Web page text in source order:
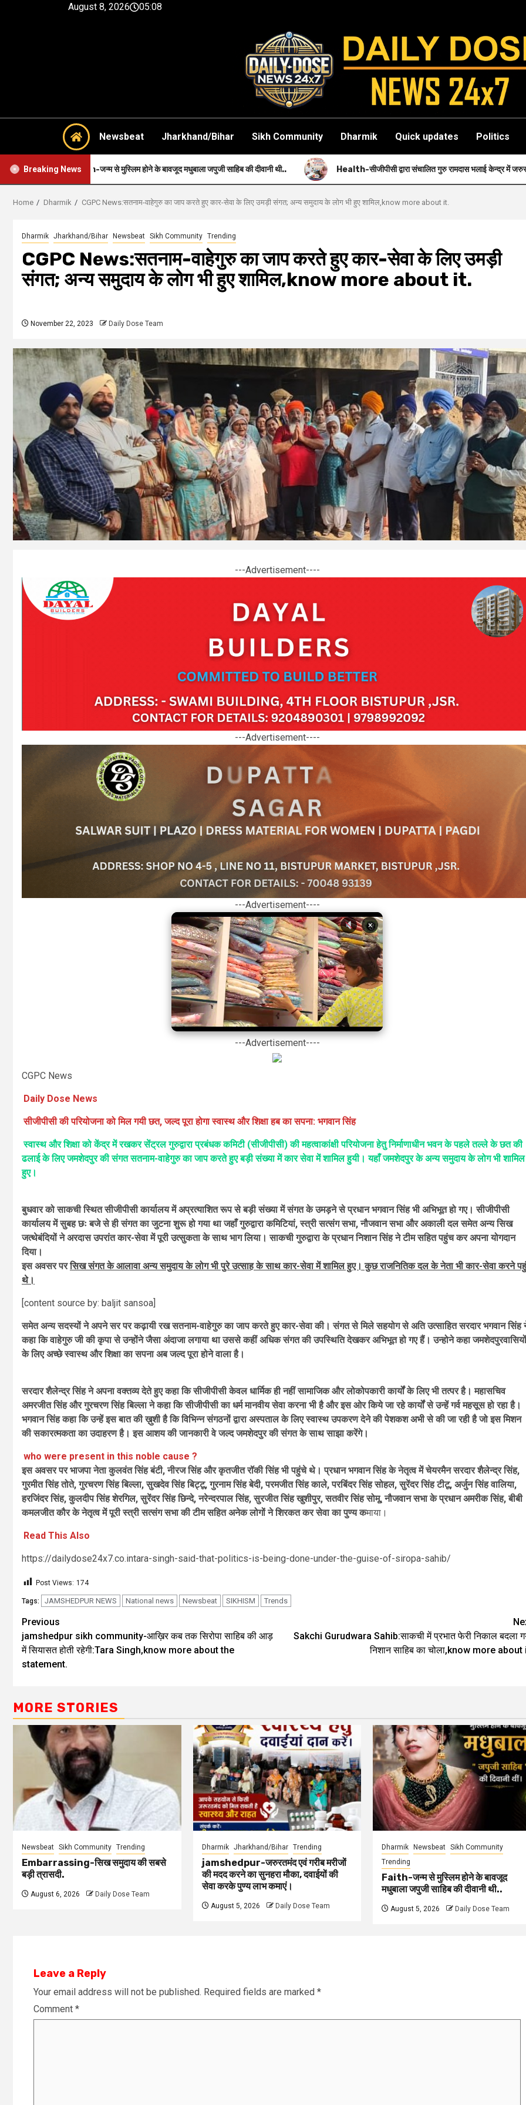
August 8, 2026 05:08
Newsbeat Jharkhand/Bihar Sikh Community Dharmik Quick updates Politics
Breaking News
Faith-जन्म से मुस्लिम होने के बावजूद मधुबाला जपुजी साहिब की दीवानी थी.. Health-सीजीपीसी द्वारा संचालित गुरु रामदास भलाई केन्द्र में जरुरतमंदों को नि: शुल्क
Home Dharmik CGPC News:सतनाम-वाहेगुरु का जाप करते हुए कार-सेवा के लिए उमड़ी संगत; अन्य समुदाय के लोग भी हुए शामिल,know more about it.
Dharmik Jharkhand/Bihar Newsbeat Sikh Community Trending
CGPC News:सतनाम-वाहेगुरु का जाप करते हुए कार-सेवा के लिए उमड़ी
संगत; अन्य समुदाय के लोग भी हुए शामिल,know more about it.
November 22, 2023 Daily Dose Team
---Advertisement----
---Advertisement----
---Advertisement----
×
---Advertisement----
CGPC News
Daily Dose News
सीजीपीसी की परियोजना को मिल गयी छत, जल्द पूरा होगा स्वास्थ और शिक्षा हब का सपना: भगवान सिंह
स्वास्थ और शिक्षा को केंद्र में रखकर सेंट्रल गुरुद्वारा प्रबंधक कमिटी (सीजीपीसी) की महत्वाकांक्षी परियोजना हेतु निर्माणाधीन भवन के पहले तल्ले के छत की
ढलाई के लिए जमशेदपुर की संगत सतनाम-वाहेगुरु का जाप करते हुए बड़ी संख्या में कार सेवा में शामिल हुयी। यहाँ जमशेदपुर के अन्य समुदाय के लोग भी शामिल
हुए।
बुधवार को साकची स्थित सीजीपीसी कार्यालय में अप्रत्याशित रूप से बड़ी संख्या में संगत के उमड़ने से प्रधान भगवान सिंह भी अभिभूत हो गए। सीजीपीसी
कार्यालय में सुबह छः बजे से ही संगत का जुटना शुरू हो गया था जहाँ गुरुद्वारा कमिटियां, स्त्री सत्संग सभा, नौजवान सभा और अकाली दल समेत अन्य सिख
जत्थेबंदियों ने अरदास उपरांत कार-सेवा में पूरी उत्सुकता के साथ भाग लिया। साकची गुरुद्वारा के प्रधान निशान सिंह ने टीम सहित पहुंच कर अपना योगदान
दिया।
इस अवसर परसिख संगत के आलावा अन्य समुदाय के लोग भी पुरे उत्साह के साथ कार-सेवा में शामिल हुए। कुछ राजनितिक दल के नेता भी कार-सेवा करने
थे।
[content source by: baljit sansoa]
समेत अन्य सदस्यों ने अपने सर पर कढ़ायी रख सतनाम-वाहेगुरु का जाप करते हुए कार-सेवा की। संगत से मिले सहयोग से अति उत्साहित सरदार भगवान सिंह
कहा कि वाहेगुरु जी की कृपा से उन्होंने जैसा अंदाजा लगाया था उससे कहीं अधिक संगत की उपस्थिति देखकर अभिभूत हो गए हैं। उन्होने कहा जमशेदपुरवासियों
के लिए अच्छे स्वास्थ और शिक्षा का सपना अब जल्द पूरा होने वाला है।
सरदार शैलेन्द्र सिंह ने अपना वक्तव्य देते हुए कहा कि सीजीपीसी केवल धार्मिक ही नहीं सामाजिक और लोकोपकारी कार्यों के लिए भी तत्पर है। महासचिव
अमरजीत सिंह और गुरचरण सिंह बिल्ला ने कहा कि सीजीपीसी का धर्म मानवीय सेवा करना भी है और इस ओर किये जा रहे कार्यों से उन्हें गर्व महसूस हो रहा है।
भगवान सिंह कहा कि उन्हें इस बात की ख़ुशी है कि विभिन्न संगठनों द्वारा अस्पताल के लिए स्वास्थ उपकरण देने की पेशकश अभी से की जा रही है जो इस मिशन
की सकारत्मकता का उदाहरण है। इस आशय की जानकारी वे जल्द जमशेदपुर की संगत के साथ साझा करेंगे।
who were present in this noble cause ?
इस अवसर पर भाजपा नेता कुलवंत सिंह बंटी, नीरज सिंह और कृतजीत रॉकी सिंह भी पहुंचे थे। प्रधान भगवान सिंह के नेतृत्व में चेयरमैन सरदार शैलेन्द्र सिंह,
गुरमीत सिंह तोते, गुरचरण सिंह बिल्ला, सुखदेव सिंह बिट्टू, गुरनाम सिंह बेदी, परमजीत सिंह काले, परबिंदर सिंह सोहल, सुरेंदर सिंह टीटू, अर्जुन सिंह वालिया,
हरजिंदर सिंह, कुलदीप सिंह शेरगिल, सुरेंदर सिंह छिन्दे, नरेन्दरपाल सिंह, सुरजीत सिंह खुशीपुर, सतवीर सिंह सोमू, नौजवान सभा के प्रधान अमरीक सिंह, बीबी
कमलजीत कौर के नेतृत्व में पूरी स्त्री सत्संग सभा की टीम सहित अनेक लोगों ने शिरकत कर सेवा का पुण्य कमाया।
Read This Also
https://dailydose24x7.co.intara-singh-said-that-politics-is-being-done-under-the-guise-of-siropa-sahib/
Post Views: 174
Tags: JAMSHEDPUR NEWS National news Newsbeat SIKHISM Trends
Previous
jamshedpur sikh community-आख़िर कब तक सिरोपा साहिब की आड़
में सियासत होती रहेगी:Tara Singh,know more about the
statement.
Sakchi Gurudwara Sahib:साकची में प्रभात फेरी निकाल बदला
निशान साहिब का चोला,know more about
MORE STORIES
Newsbeat Sikh Community Trending
Embarrassing-सिख समुदाय की सबसे
बड़ी त्रासदी.
August 6, 2026 Daily Dose Team
Dharmik Jharkhand/Bihar Trending
jamshedpur-जरुरतमंद एवं गरीब मरीजों
की मदद करने का सुनहरा मौका, दवाईयों की
सेवा करके पुण्य लाभ कमाएं।
August 5, 2026 Daily Dose Team
Dharmik Newsbeat Sikh Community
Trending
Faith-जन्म से मुस्लिम होने के बावजूद
मधुबाला जपुजी साहिब की दीवानी थी..
August 5, 2026 Daily Dose Team
Leave a Reply
Your email address will not be published. Required fields are marked *
Comment *